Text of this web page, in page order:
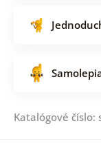
Katalógové